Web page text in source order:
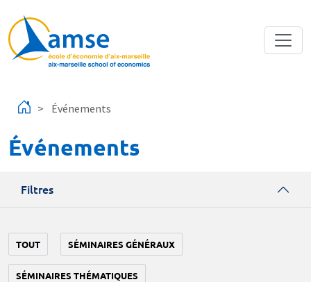
Événements
Événements
Filtres
TOUT SÉMINAIRES GÉNÉRAUX
SÉMINAIRES THÉMATIQUES